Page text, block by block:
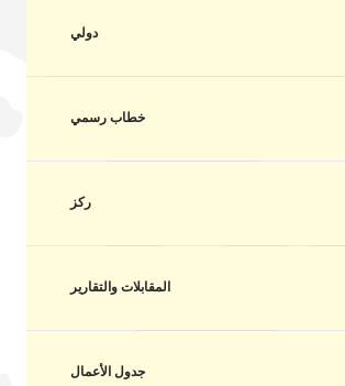
دولي
خطاب رسمي
ركز
المقابلات والتقارير
جدول الأعمال